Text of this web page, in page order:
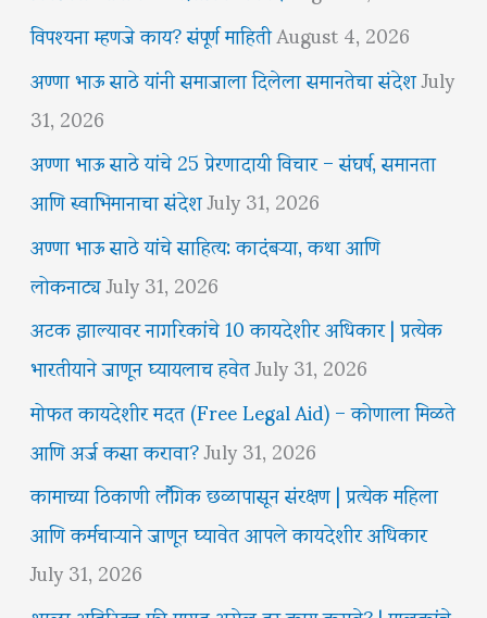
विपश्यना म्हणजे काय? संपूर्ण माहितीAugust 4, 2026
अण्णा भाऊ साठे यांनी समाजाला दिलेला समानतेचा संदेशJuly
31, 2026
अण्णा भाऊ साठे यांचे 25 प्रेरणादायी विचार – संघर्ष, समानता
आणि स्वाभिमानाचा संदेशJuly 31, 2026
अण्णा भाऊ साठे यांचे साहित्य: कादंबऱ्या, कथा आणि
लोकनाट्यJuly 31, 2026
अटक झाल्यावर नागरिकांचे 10 कायदेशीर अधिकार | प्रत्येक
भारतीयाने जाणून घ्यायलाच हवेतJuly 31, 2026
मोफत कायदेशीर मदत (Free Legal Aid) – कोणाला मिळते
आणि अर्ज कसा करावा?July 31, 2026
कामाच्या ठिकाणी लैंगिक छळापासून संरक्षण | प्रत्येक महिला
आणि कर्मचाऱ्याने जाणून घ्यावेत आपले कायदेशीर अधिकार
July 31, 2026